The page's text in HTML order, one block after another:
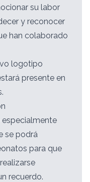
su labor
y reconocer
han colaborado
logotipo
presente en
se podrá
para que
recuerdo.